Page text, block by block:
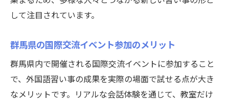
して注目されています。
群馬県の国際交流イベント参加のメリット
群馬県内で開催される国際交流イベントに参加すること
で、外国語習い事の成果を実際の場面で試せる点が大き
なメリットです。リアルな会話体験を通じて、教室だけ